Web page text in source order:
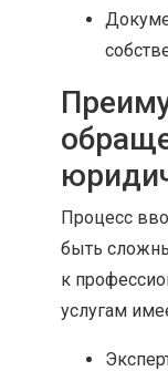
Процесс
быть
к
услугам